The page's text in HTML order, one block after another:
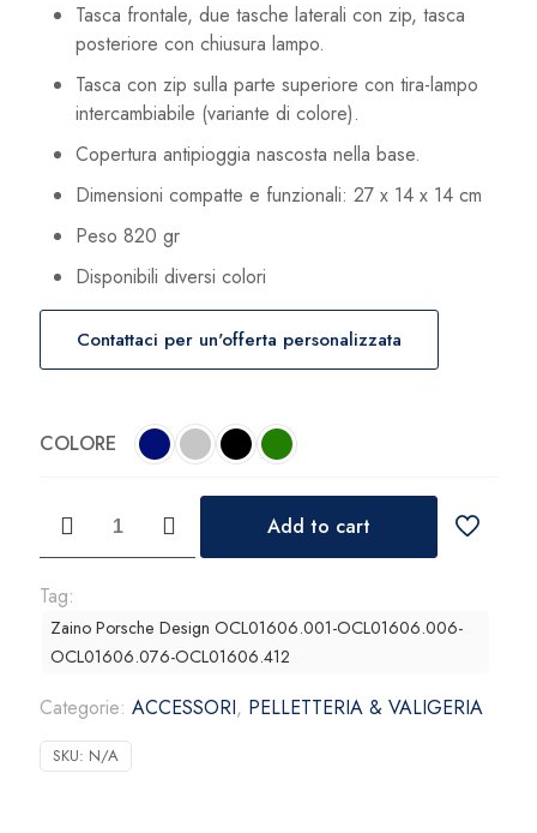
Tasca frontale, due tasche laterali con zip, tasca
posteriore con chiusura lampo.
Tasca con zip sulla parte superiore con tira-lampo
intercambiabile (variante di colore).
Copertura antipioggia nascosta nella base.
Dimensioni compatte e funzionali: 27 x 14 x 14 cm
Peso 820 gr
Disponibili diversi colori
Contattaci per un'offerta personalizzata
COLORE
Porsche
Design
Urban
Eco
quantità
Add to cart
Tag:
Zaino Porsche Design OCL01606.001-OCL01606.006-
OCL01606.076-OCL01606.412
Categorie: ACCESSORI, PELLETTERIA & VALIGERIA
SKU: N/A